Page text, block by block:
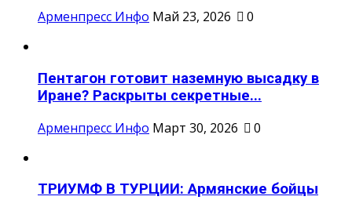
Арменпресс Инфо Май 23, 2026 0
Пентагон готовит наземную высадку в
Иране? Раскрыты секретные...
Арменпресс Инфо Март 30, 2026 0
ТРИУМФ В ТУРЦИИ: Армянские бойцы